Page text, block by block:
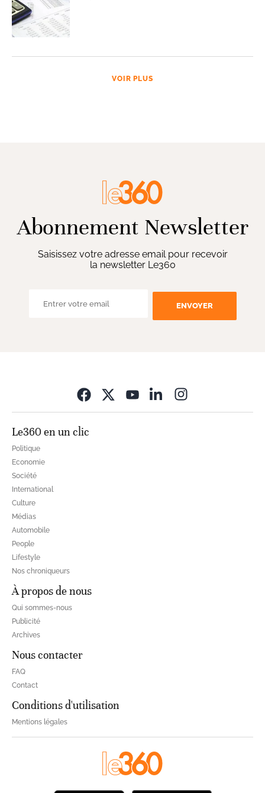
VOIR PLUS
Abonnement Newsletter
Saisissez votre adresse email pour recevoir
la newsletter Le360
ENVOYER
Le360 en un clic
Politique
Economie
Société
International
Culture
Médias
Automobile
People
Lifestyle
Nos chroniqueurs
À propos de nous
Qui sommes-nous
Publicité
Archives
Nous contacter
FAQ
Contact
Conditions d'utilisation
Mentions légales